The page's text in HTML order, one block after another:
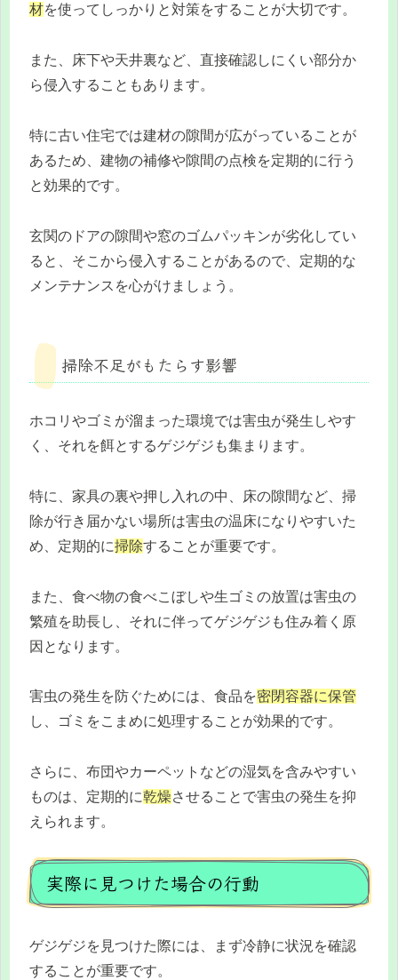
材を使ってしっかりと対策をすることが大切です。
また、床下や天井裏など、直接確認しにくい部分か
ら侵入することもあります。
特に古い住宅では建材の隙間が広がっていることが
あるため、建物の補修や隙間の点検を定期的に行う
と効果的です。
玄関のドアの隙間や窓のゴムパッキンが劣化してい
ると、そこから侵入することがあるので、定期的な
メンテナンスを心がけましょう。
掃除不足がもたらす影響
ホコリやゴミが溜まった環境では害虫が発生しやす
く、それを餌とするゲジゲジも集まります。
特に、家具の裏や押し入れの中、床の隙間など、掃
除が行き届かない場所は害虫の温床になりやすいた
め、定期的に掃除することが重要です。
また、食べ物の食べこぼしや生ゴミの放置は害虫の
繁殖を助長し、それに伴ってゲジゲジも住み着く原
因となります。
害虫の発生を防ぐためには、食品を密閉容器に保管
し、ゴミをこまめに処理することが効果的です。
さらに、布団やカーペットなどの湿気を含みやすい
ものは、定期的に乾燥させることで害虫の発生を抑
えられます。
実際に見つけた場合の行動
ゲジゲジを見つけた際には、まず冷静に状況を確認
することが重要です。